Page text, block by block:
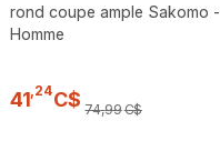
rond coupe ample Sakomo -
Homme
41 24C$ 74,99C$